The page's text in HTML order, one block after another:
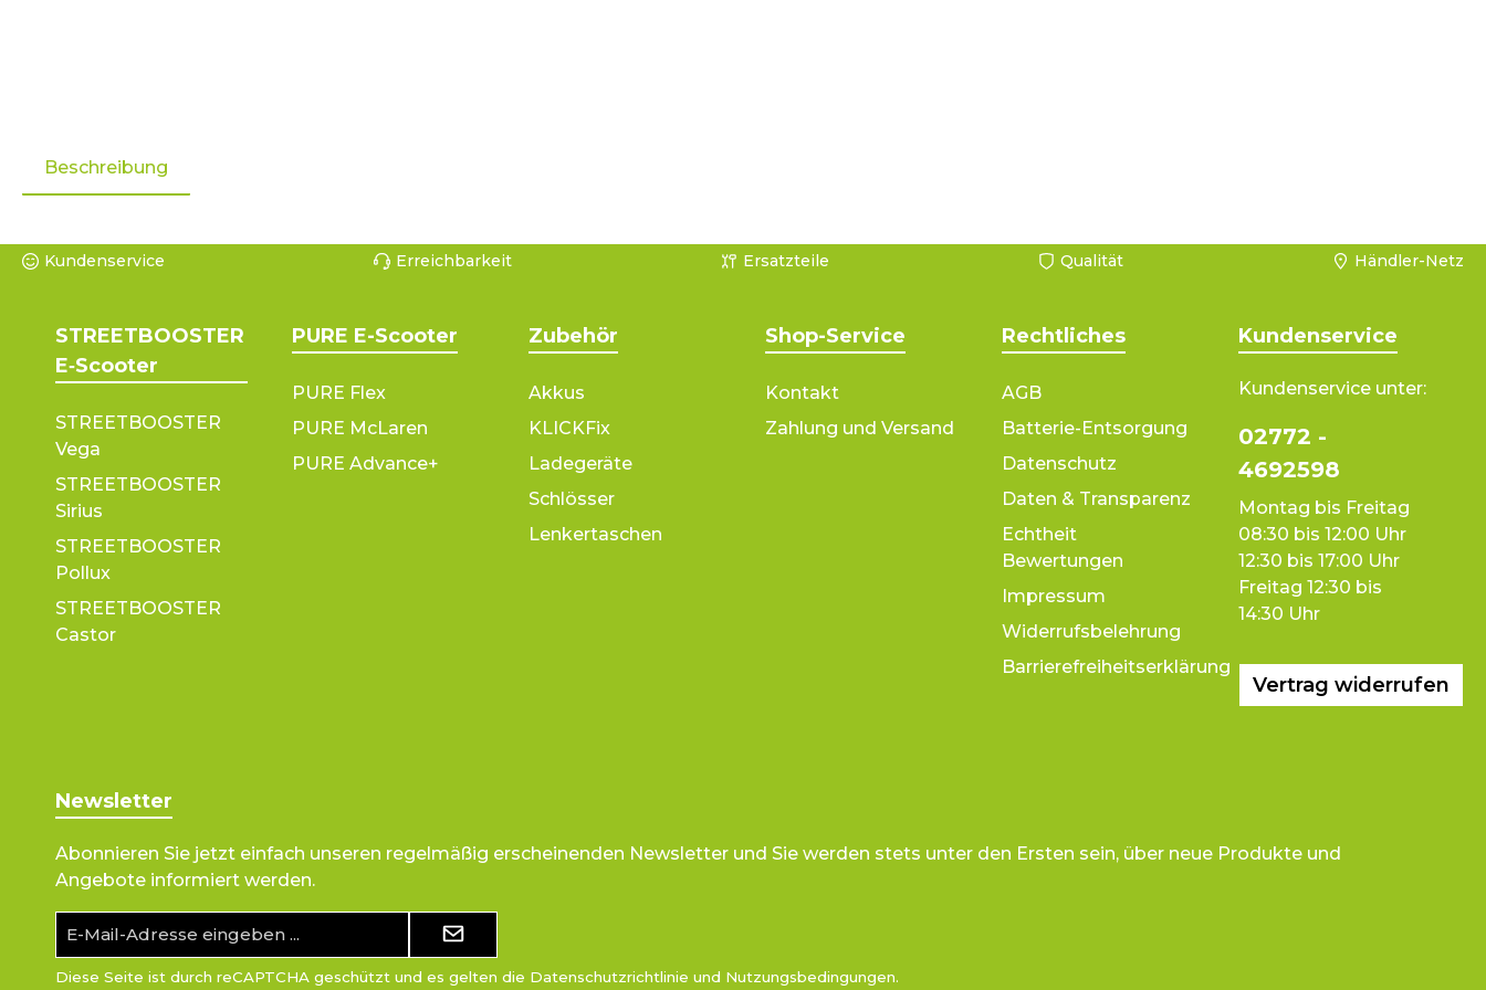
Beschreibung
Kundenservice Erreichbarkeit Ersatzteile Qualität Händler-Netz
STREETBOOSTER
E‑Scooter
STREETBOOSTER
Vega
STREETBOOSTER
Sirius
STREETBOOSTER
Pollux
STREETBOOSTER
Castor
PURE E-Scooter
PURE Flex
PURE McLaren
PURE Advance+
Zubehör
Akkus
KLICKFix
Ladegeräte
Schlösser
Lenkertaschen
Shop-Service
Kontakt
Zahlung und Versand
Rechtliches
AGB
Batterie-Entsorgung
Datenschutz
Daten & Transparenz
Echtheit
Bewertungen
Impressum
Widerrufsbelehrung
Barrierefreiheitserklärung
Kundenservice
Kundenservice unter:
02772 -
4692598
Montag bis Freitag
08:30 bis 12:00 Uhr
12:30 bis 17:00 Uhr
Freitag 12:30 bis
14:30 Uhr
Vertrag widerrufen
Newsletter
Abonnieren Sie jetzt einfach unseren regelmäßig erscheinenden Newsletter und Sie werden stets unter den Ersten sein, über neue Produkte und
Angebote informiert werden.
Mail-
Adresse*
Diese Seite ist durch reCAPTCHA geschützt und es gelten die Datenschutzrichtlinie und Nutzungsbedingungen.